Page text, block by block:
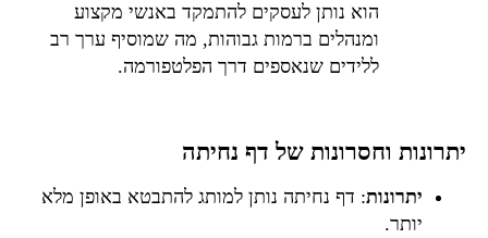
הוא נותן לעסקים להתמקד באנשי מקצוע
ומנהלים ברמות גבוהות, מה שמוסיף ערך רב
ללידים שנאספים דרך הפלטפורמה.
יתרונות וחסרונות של דף נחיתה
יתרונות: דף נחיתה נותן למותג להתבטא באופן מלא
יותר.